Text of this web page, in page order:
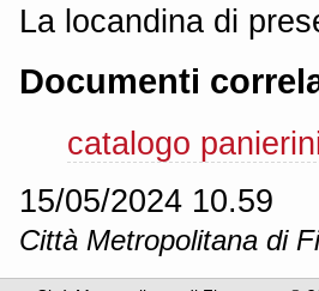
La locandina di
Documenti
catalogo
15/05/2024 10.59
Città Metropolitana di